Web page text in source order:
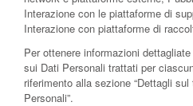
Interazione con le piattaforme di
Interazione con piattaforme di
Per ottenere informazioni
sui Dati Personali trattati per
riferimento alla sezione “Dettagli
Personali”.